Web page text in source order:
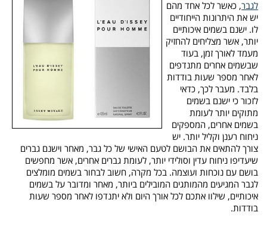
לגבר, כאשר לכל אחד מהם
יש את היתרונות הייחודיים
לו. ישנם בשמים איכותיים
יותר, אשר מצליחים להחזיק
מעמד לאורך זמן, בעוד
שבשמים אחרים מתנדפים
לאחר מספר שעות בודדות
בלבד. מעבר לכך, כדאי
לזכור כי ישנם בשמים
מתוקים יותר לעומת
בשמים אחרים, המספקים
ניחוח רענן וקליל יותר. יש
צורך להתאים את הבושם לטעם האישי של כל גבר, מאחר וישנם גברים
שיעדיפו ניחוח עדין וסולידי יותר, לעומת גברים אחרים, אשר מחפשים
בושם עם נוכחות ועוצמה. בכל מקרה, חשוב לבחור בשמים מומלצים
לגבר המגיעים מהמותגים המובילים ביותר, מאחר ומדובר על בשמים
איכותיים, שילוו אתכם לכל אורך היום ולא יתנדפו לאחר מספר שעות
בודדות.